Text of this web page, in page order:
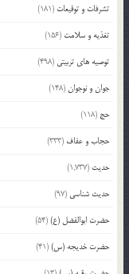
تشرفات و توقیعات (181)
تغذیه و سلامت (156)
توصیه های تربیتی (498)
جوان و نوجوان(148)
حج (118)
حجاب و عفاف (333)
حدیث (1,737)
حدیث شناسی (97)
حضرت ابوالفضل (ع)(54)
حضرت خدیجه (س)(41)